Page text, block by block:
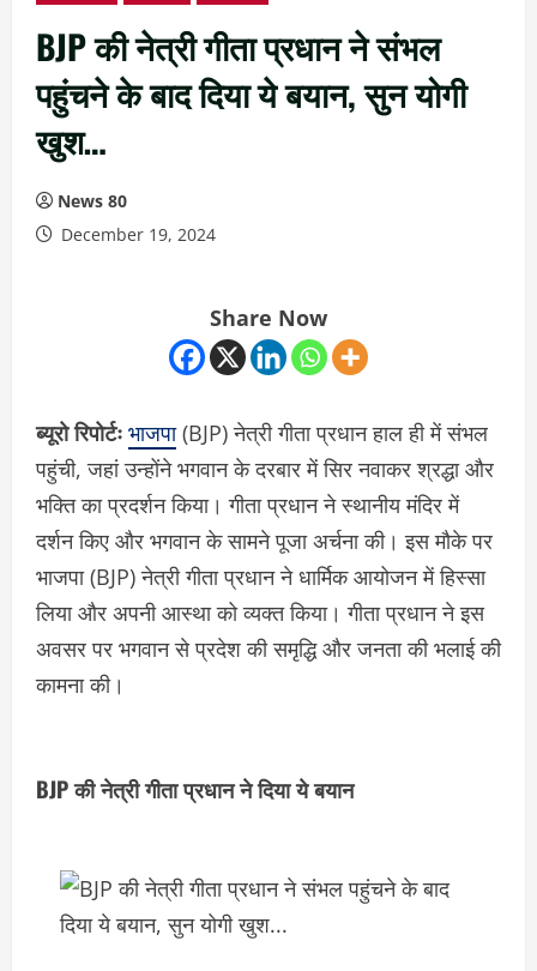
BJP की नेत्री गीता प्रधान ने संभल
पहुंचने के बाद दिया ये बयान, सुन योगी
खुश…
News 80
December 19, 2024
Share Now
ब्यूरो रिपोर्टः भाजपा(BJP) नेत्री गीता प्रधान हाल ही में संभल
पहुंची, जहां उन्होंने भगवान के दरबार में सिर नवाकर श्रद्धा और
भक्ति का प्रदर्शन किया। गीता प्रधान ने स्थानीय मंदिर में
दर्शन किए और भगवान के सामने पूजा अर्चना की। इस मौके पर
भाजपा (BJP) नेत्री गीता प्रधान ने धार्मिक आयोजन में हिस्सा
लिया और अपनी आस्था को व्यक्त किया। गीता प्रधान ने इस
अवसर पर भगवान से प्रदेश की समृद्धि और जनता की भलाई की
कामना की।
BJP की नेत्री गीता प्रधान ने दिया ये बयान